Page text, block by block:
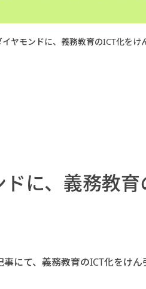
ヤモンドに、義務教育のICT化をけ
に、義務教
事にて、義務教育のICT化をけ